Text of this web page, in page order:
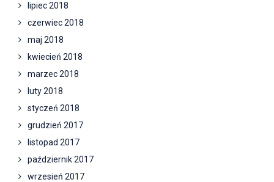
lipiec 2018
czerwiec 2018
maj 2018
kwiecień 2018
marzec 2018
luty 2018
styczeń 2018
grudzień 2017
listopad 2017
październik 2017
wrzesień 2017